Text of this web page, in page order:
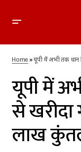
अनाज
Home»यूपी में अभी तक धान
यूपी में
से खरीदा
लाख